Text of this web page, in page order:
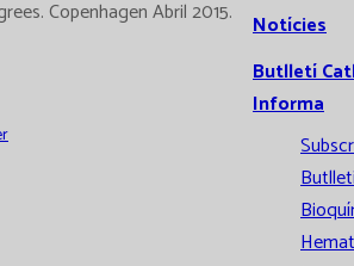
Notícies
Butlletí
Informa
Copenhagen Abril 2015.